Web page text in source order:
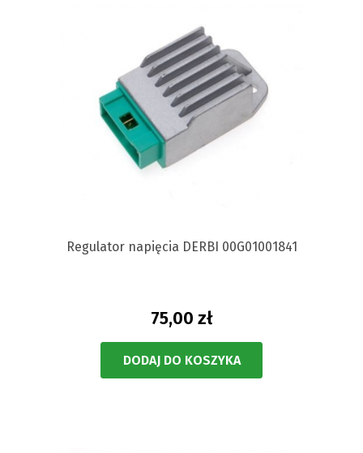
Regulator napięcia DERBI 00G01001841
75,00 zł
DODAJ DO KOSZYKA